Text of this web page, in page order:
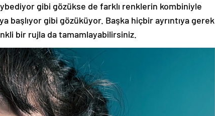
gibi gözükse de farklı renklerin kombiniyle
başlıyor gibi gözüküyor. Başka hiçbir ayrıntıya gerek
bir rujla da tamamlayabilirsiniz.